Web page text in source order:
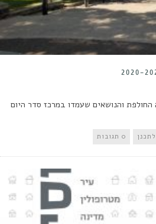
והנושאים שעמדו במרכז סדר היום
לתכנן 0 תגובות